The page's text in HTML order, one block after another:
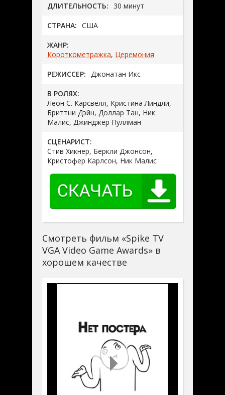
ДЛИТЕЛЬНОСТЬ: 30 минут
СТРАНА: США
ЖАНР:
Короткометражка, Церемония
РЕЖИССЕР: Джонатан Икс
В РОЛЯХ:
Леон С. Карсвелл, Кристина Линдли,
Бриттни Дэйн, Доллар Тан, Ник
Малис, Джинджер Пуллман
СЦЕНАРИСТ:
Стив Хикнер, Беркли Джонсон,
Кристофер Карлсон, Ник Малис
Смотреть фильм «Spike TV
VGA Video Game Awards» в
хорошем качестве